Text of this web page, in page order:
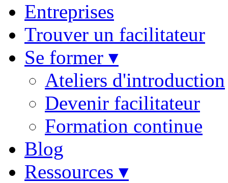
Entreprises
Trouver un facilitateur
Se former ▾
Ateliers d'introduction
Devenir facilitateur
Formation continue
Blog
Ressources ▾